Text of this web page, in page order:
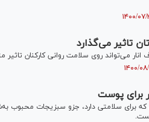
تاثیر می‌گذارد
می‌تواند روی سلامت روانی کارکنان تاثیر
برای پوست
برای سلامتی دارد، جزو سبزیجات محبوب